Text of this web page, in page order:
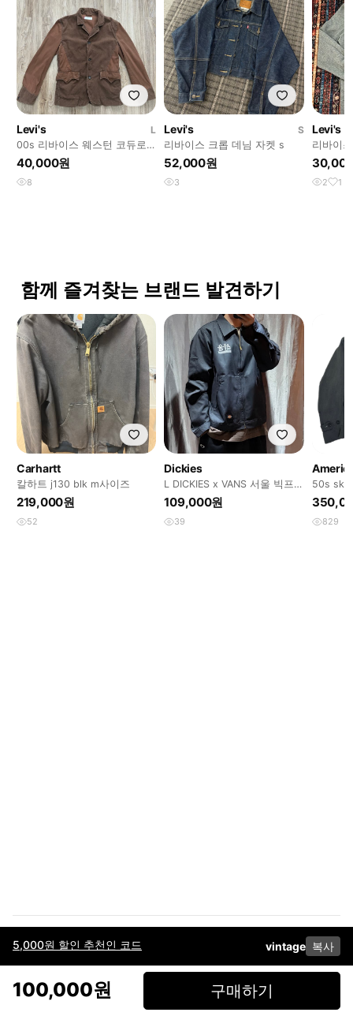
5,000원 할인 추천인 코드 vintage 복사
100,000원 구매하기
Levi's
L
00s 리바이스 웨스턴 코듀로
이 자켓 L
40,000원
8
Levi's
S
리바이스 크롭 데님 자켓 s
52,000원
3
Levi's
리바이
2 1
함께 즐겨찾는 브랜드 발견하기
Carhartt
칼하트 j130 blk m사이즈
219,000원
52
Dickies
L DICKIES x VANS 서울 빅프
린팅 블랙 블루종
109,000원
39
50s
829
이용약관고객센터판매개인정보 처리방침사업자 정보다운로드
페이스북